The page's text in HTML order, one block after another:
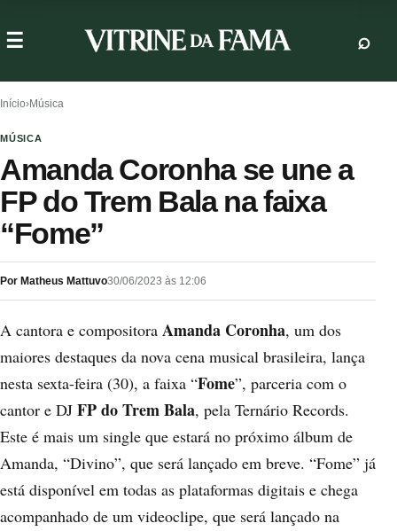
Início›Música
MÚSICA
Amanda Coronha se une a
FP do Trem Bala na faixa
“Fome”
Por Matheus Mattuvo30/06/2023 às 12:06
A cantora e compositora Amanda Coronha, um dos
maiores destaques da nova cena musical brasileira, lança
nesta sexta-feira (30), a faixa “Fome”, parceria com o
cantor e DJ FP do Trem Bala, pela Ternário Records.
Este é mais um single que estará no próximo álbum de
Amanda, “Divino”, que será lançado em breve. “Fome” já
está disponível em todas as plataformas digitais e chega
acompanhado de um videoclipe, que será lançado na